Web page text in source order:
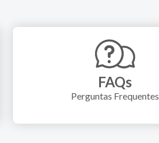
FAQs
Perguntas Frequentes